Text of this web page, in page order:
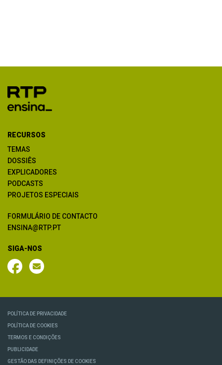
RECURSOS
TEMAS
DOSSIÊS
EXPLICADORES
PODCASTS
PROJETOS ESPECIAIS
FORMULÁRIO DE CONTACTO
ENSINA@RTP.PT
SIGA-NOS
POLÍTICA DE PRIVACIDADE
POLÍTICA DE COOKIES
TERMOS E CONDIÇÕES
PUBLICIDADE
GESTÃO DAS DEFINIÇÕES DE COOKIES